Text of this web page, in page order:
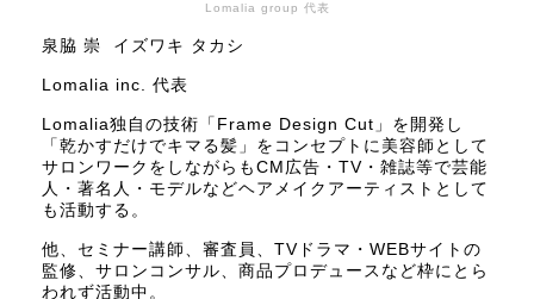
Lomalia group 代表
泉脇 崇 イズワキ タカシ
Lomalia inc. 代表
Lomalia独自の技術「Frame Design Cut」を開発し
「乾かすだけでキマる髪」をコンセプトに美容師として
サロンワークをしながらもCM広告・TV・雑誌等で芸能
人・著名人・モデルなどヘアメイクアーティストとして
も活動する。
他、セミナー講師、審査員、TVドラマ・WEBサイトの
監修、サロンコンサル、商品プロデュースなど枠にとら
われず活動中。